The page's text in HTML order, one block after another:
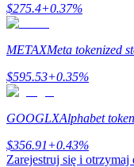
Blokady BTR
$275.4+0.37%
METAXMeta tokenized
$595.53+0.35%
GOOGLXAlphabet
$356.91+0.43%
Zarejestruj się i otrzymaj